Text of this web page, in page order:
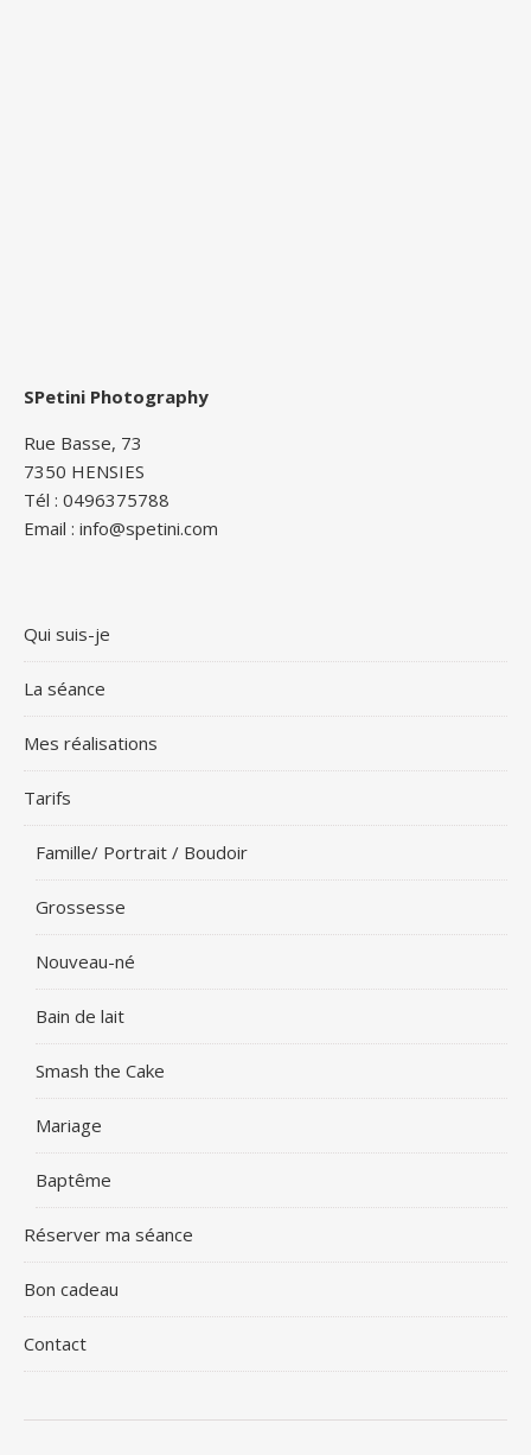
SPetini Photography
Rue Basse, 73
7350 HENSIES
Tél : 0496375788
Email : info@spetini.com
Qui suis-je
La séance
Mes réalisations
Tarifs
Famille/ Portrait / Boudoir
Grossesse
Nouveau-né
Bain de lait
Smash the Cake
Mariage
Baptême
Réserver ma séance
Bon cadeau
Contact